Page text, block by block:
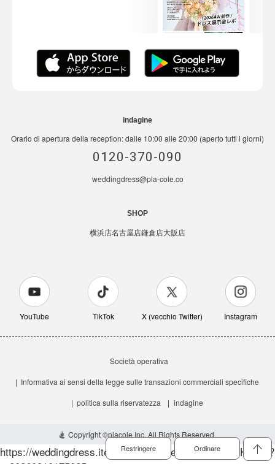
indagine
Orario di apertura della reception: dalle 10:00 alle 20:00 (aperto tutti i giorni)
0120-370-090
weddingdress@pla-cole.co
SHOP
横浜店名古屋店鎌倉店大阪店
YouTube TikTok X (vecchio Twitter) Instagram
Società operativa
Informativa ai sensi della legge sulle transazioni commerciali specifiche
politica sulla riservatezza
indagine
Copyright ©placole Inc. All Rights Reserved.
Restringere Ordinare
https://weddingdress.itembox.cloud/item/2608/picmiiKV.jpg?